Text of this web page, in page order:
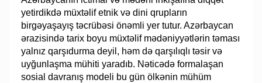
yetirdikdə müxtəlif etnik və dini qrupların
birgəyaşayış təcrübəsi önəmli yer tutur. Azərbaycan
ərazisində tarix boyu müxtəlif mədəniyyətlərin təması
yalnız qarşıdurma deyil, həm də qarşılıqlı təsir və
uyğunlaşma mühiti yaradıb. Nəticədə formalaşan
sosial davranış modeli bu gün ölkənin mühüm